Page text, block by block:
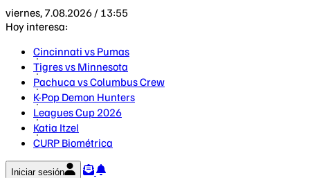
viernes, 7.08.2026 / 13:55
Hoy interesa:
Cincinnati vs Pumas
Tigres vs Minnesota
Pachuca vs Columbus Crew
K-Pop Demon Hunters
Leagues Cup 2026
Katia Itzel
CURP Biométrica
Iniciar sesión